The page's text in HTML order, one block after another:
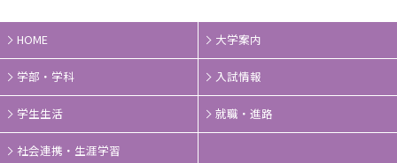
HOME 大学案内
学部・学科 入試情報
学生生活 就職・進路
社会連携・生涯学習